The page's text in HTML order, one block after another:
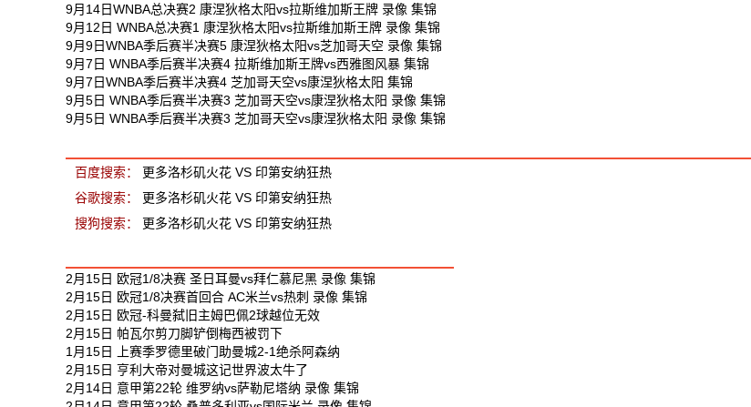
9月14日WNBA总决赛2 康涅狄格太阳vs拉斯维加斯王牌 录像 集锦
9月12日 WNBA总决赛1 康涅狄格太阳vs拉斯维加斯王牌 录像 集锦
9月9日WNBA季后赛半决赛5 康涅狄格太阳vs芝加哥天空 录像 集锦
9月7日 WNBA季后赛半决赛4 拉斯维加斯王牌vs西雅图风暴 集锦
9月7日WNBA季后赛半决赛4 芝加哥天空vs康涅狄格太阳 集锦
9月5日 WNBA季后赛半决赛3 芝加哥天空vs康涅狄格太阳 录像 集锦
9月5日 WNBA季后赛半决赛3 芝加哥天空vs康涅狄格太阳 录像 集锦
百度搜索：
更多洛杉矶火花 VS 印第安纳狂热
谷歌搜索：
更多洛杉矶火花 VS 印第安纳狂热
搜狗搜索：
更多洛杉矶火花 VS 印第安纳狂热
2月15日 欧冠1/8决赛 圣日耳曼vs拜仁慕尼黑 录像 集锦
2月15日 欧冠1/8决赛首回合 AC米兰vs热刺 录像 集锦
2月15日 欧冠-科曼弑旧主姆巴佩2球越位无效
2月15日 帕瓦尔剪刀脚铲倒梅西被罚下
1月15日 上赛季罗德里破门助曼城2-1绝杀阿森纳
2月15日 亨利大帝对曼城这记世界波太牛了
2月14日 意甲第22轮 维罗纳vs萨勒尼塔纳 录像 集锦